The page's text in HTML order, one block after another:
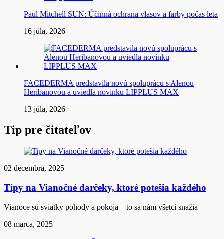
Paul Mitchell SUN: Účinná ochrana vlasov a farby počas leta
16 júla, 2026
FACEDERMA predstavila novú spoluprácu s Alenou
Heribanovou a uviedla novinku LIPPLUS MAX
13 júla, 2026
Tip pre čitateľov
02 decembra, 2025
Tipy na Vianočné darčeky, ktoré potešia každého
Vianoce sú sviatky pohody a pokoja – to sa nám všetci snažia
08 marca, 2025